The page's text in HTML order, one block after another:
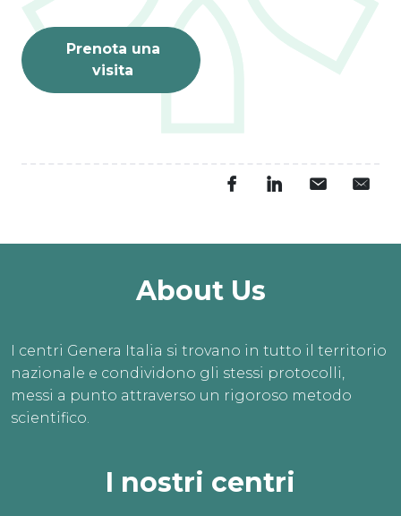
Prenota una
visita
About Us
I centri Genera Italia si trovano in tutto il territorio
nazionale e condividono gli stessi protocolli,
messi a punto attraverso un rigoroso metodo
scientifico.
I nostri centri